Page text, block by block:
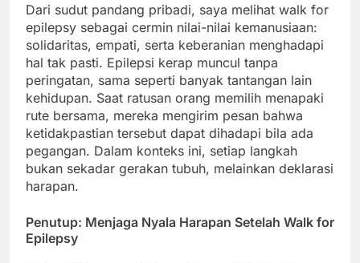
Dari sudut pandang pribadi, saya melihat walk for
epilepsy sebagai cermin nilai-nilai kemanusiaan:
solidaritas, empati, serta keberanian menghadapi
hal tak pasti. Epilepsi kerap muncul tanpa
peringatan, sama seperti banyak tantangan lain
kehidupan. Saat ratusan orang memilih menapaki
rute bersama, mereka mengirim pesan bahwa
ketidakpastian tersebut dapat dihadapi bila ada
pegangan. Dalam konteks ini, setiap langkah
bukan sekadar gerakan tubuh, melainkan deklarasi
harapan.
Penutup: Menjaga Nyala Harapan Setelah Walk for
Epilepsy